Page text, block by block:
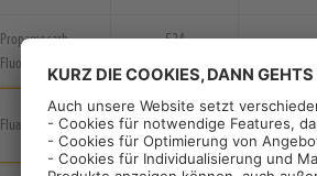
Propamocarb
Fluopicolide
524
Fluazinam 500 07, 08, 09